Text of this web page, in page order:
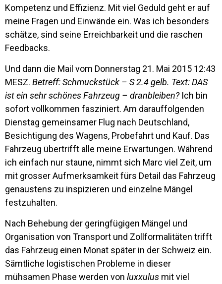
Kompetenz und Effizienz. Mit viel Geduld geht er auf
meine Fragen und Einwände ein. Was ich besonders
schätze, sind seine Erreichbarkeit und die raschen
Feedbacks.
Und dann die Mail vom Donnerstag 21. Mai 2015 12:43
MESZ. Betreff: Schmuckstück – S 2.4 gelb. Text: DAS
ist ein sehr schönes Fahrzeug – dranbleiben?Ich bin
sofort vollkommen fasziniert. Am darauffolgenden
Dienstag gemeinsamer Flug nach Deutschland,
Besichtigung des Wagens, Probefahrt und Kauf. Das
Fahrzeug übertrifft alle meine Erwartungen. Während
ich einfach nur staune, nimmt sich Marc viel Zeit, um
mit grosser Aufmerksamkeit fürs Detail das Fahrzeug
genaustens zu inspizieren und einzelne Mängel
festzuhalten.
Nach Behebung der geringfügigen Mängel und
Organisation von Transport und Zollformalitäten trifft
das Fahrzeug einen Monat später in der Schweiz ein.
Sämtliche logistischen Probleme in dieser
mühsamen Phase werden von luxxulus mit viel